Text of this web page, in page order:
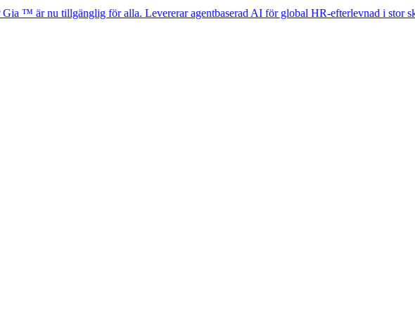
tillgänglig för alla. Levererar agentbaserad AI för global HR-efterlevnad i stor skala Prova